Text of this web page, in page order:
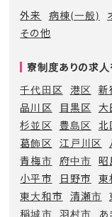
外来
病棟(一般)
その他
寮制度ありの求
千代田区
港区 新
品川区
目黒区 大
杉並区
豊島区 北
葛飾区
江戸川区
青梅市
府中市 昭
小平市
日野市 東
東大和市
清瀬市
稲城市
羽村市 あ